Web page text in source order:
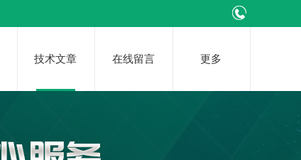
技术文章 在线留言 更多